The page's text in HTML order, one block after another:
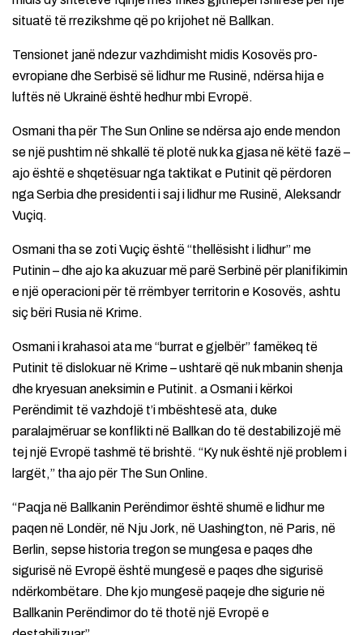
situatë të rrezikshme që po krijohet në Ballkan.
Tensionet janë ndezur vazhdimisht midis Kosovës pro-
evropiane dhe Serbisë së lidhur me Rusinë, ndërsa hija e
luftës në Ukrainë është hedhur mbi Evropë.
Osmani tha për The Sun Online se ndërsa ajo ende mendon
se një pushtim në shkallë të plotë nuk ka gjasa në këtë fazë –
ajo është e shqetësuar nga taktikat e Putinit që përdoren
nga Serbia dhe presidenti i saj i lidhur me Rusinë, Aleksandr
Vuçiq.
Osmani tha se zoti Vuçiç është “thellësisht i lidhur” me
Putinin – dhe ajo ka akuzuar më parë Serbinë për planifikimin
e një operacioni për të rrëmbyer territorin e Kosovës, ashtu
siç bëri Rusia në Krime.
Osmani i krahasoi ata me “burrat e gjelbër” famëkeq të
Putinit të dislokuar në Krime – ushtarë që nuk mbanin shenja
dhe kryesuan aneksimin e Putinit. a Osmani i kërkoi
Perëndimit të vazhdojë t’i mbështesë ata, duke
paralajmëruar se konflikti në Ballkan do të destabilizojë më
tej një Evropë tashmë të brishtë. “Ky nuk është një problem i
largët,” tha ajo për The Sun Online.
“Paqja në Ballkanin Perëndimor është shumë e lidhur me
paqen në Londër, në Nju Jork, në Uashington, në Paris, në
Berlin, sepse historia tregon se mungesa e paqes dhe
sigurisë në Evropë është mungesë e paqes dhe sigurisë
ndërkombëtare. Dhe kjo mungesë paqeje dhe sigurie në
Ballkanin Perëndimor do të thotë një Evropë e